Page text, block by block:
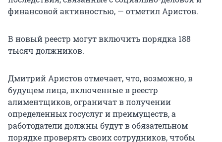
финансовой активностью, — отметил Аристов.
В новый реестр могут включить порядка 188
тысяч должников.
Дмитрий Аристов отмечает, что, возможно, в
будущем лица, включенные в реестр
алиментщиков, ограничат в получении
определенных госуслуг и преимуществ, а
работодатели должны будут в обязательном
порядке проверять своих сотрудников, чтобы